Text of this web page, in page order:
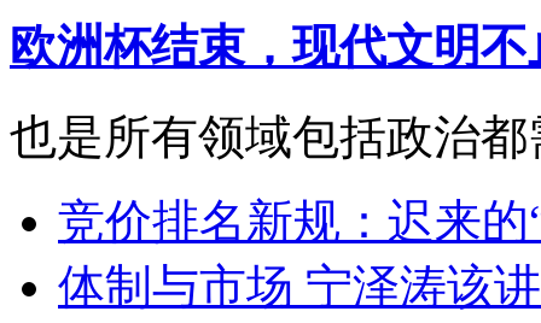
欧洲杯结束，现代文明不
也是所有领域包括政治
竞价排名新规：迟来的
体制与市场 宁泽涛该